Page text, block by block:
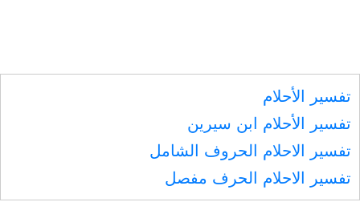
تفسير الأحلام
تفسير الأحلام ابن سيرين
تفسير الاحلام الحروف الشامل
تفسير الاحلام الحرف مفصل